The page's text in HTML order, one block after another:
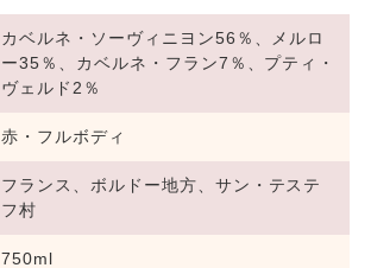
カベルネ・ソーヴィニヨン56％、メルロ
ー35％、カベルネ・フラン7％、プティ・
ヴェルド2％
赤・フルボディ
フランス、ボルドー地方、サン・テステ
フ村
750ml